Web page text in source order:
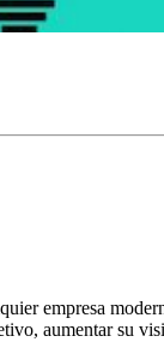
empresa
aumentar su